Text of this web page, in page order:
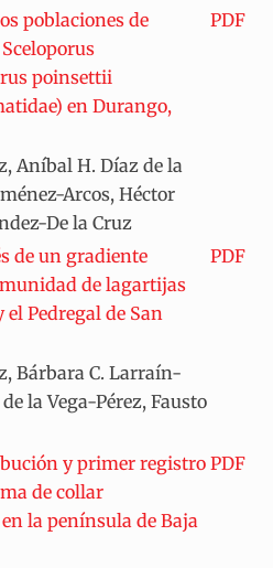
poblaciones de
poinsettii
en Durango,
PDF
Aníbal H. Díaz de la
Arcos, Héctor
De la Cruz
de un gradiente
de lagartijas
Pedregal de San
PDF
Bárbara C. Larraín-
la Vega-Pérez, Fausto
y primer registro
de collar
la península de Baja
PDF